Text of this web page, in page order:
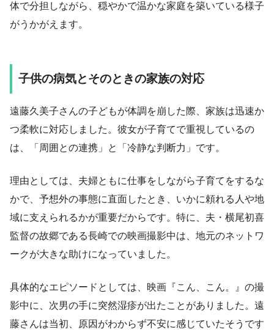
体で分担しながら、穏やかで温かな家庭を築いている様子
がうかがえます。
子供の病気とそのときの家族の対応
遠藤久美子さんの子どもが体調を崩した際、家族は迅速か
つ柔軟に対応しました。彼女が子育てで重視しているの
は、「周囲との連携」と「冷静な判断力」です。
理由としては、夫婦ともに仕事をしながら子育てをするな
かで、予想外の事態に直面したとき、いかに頼れる人や地
域に支えられるかが重要だからです。特に、夫・横尾初喜
監督の故郷である長崎での映画撮影中は、地元のネットワ
ークが大きな助けになっていました。
具体的なエピソードとしては、映画『こん、こん。』の撮
影中に、次男の手に突然湿疹が出たことがありました。遠
藤さんは当初、原因がわからず不安に感じていたそうです